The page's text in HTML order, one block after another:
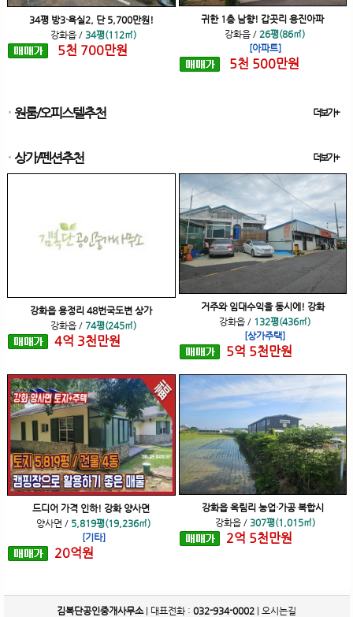
34평 방3·욕실2, 단 5,700만원!
강화읍 / 34평(112㎡)
5천 700만원
귀한 1층 남향! 갑곳리 용진아파
강화읍 / 26평(86㎡)
[아파트]
5천 500만원
원룸/오피스텔추천 더보기+
상가/펜션추천 더보기+
강화읍 용정리 48번국도변 상가
강화읍 / 74평(245㎡)
4억 3천만원
거주와 임대수익을 동시에! 강화
강화읍 / 132평(436㎡)
[상가주택]
5억 5천만원
드디어 가격 인하! 강화 양사면
양사면 / 5,819평(19,236㎡)
[기타]
20억원
강화읍 옥림리 농업·가공 복합시
강화읍/ 307평(1,015㎡)
2억 5천만원
김복단공인중개사무소| 대표전화 : 032-934-0002 오시는길